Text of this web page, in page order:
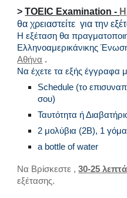
>TOEIC Examination - Η
θα χρειαστείτε για την
Η εξέταση θα
Ελληνοαμερικάνικης
Αθήνα .
Να έχετε τα εξής έγγραφα
Schedule (το
σου)
Ταυτότητα ή
2 μολύβια (2Β), 1
a bottle of water
Να Βρίσκεστε ,30-25
εξέτασης.